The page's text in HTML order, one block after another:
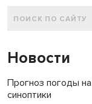
Новости
Прогноз погоды
синоптики